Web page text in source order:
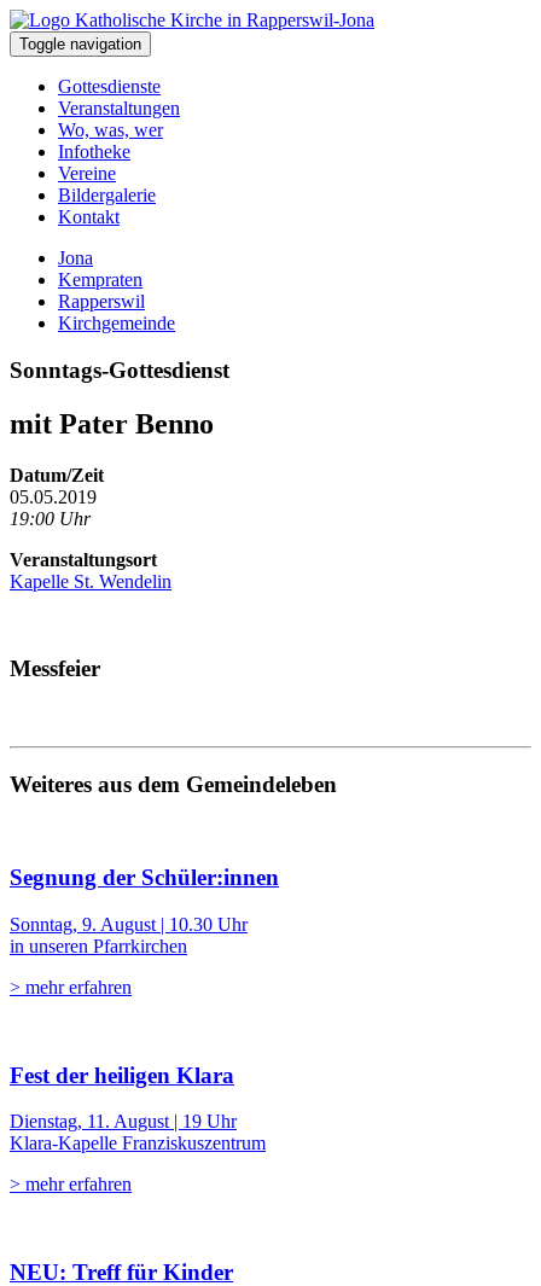
Toggle navigation
Gottesdienste
Veranstaltungen
Wo, was, wer
Infotheke
Vereine
Bildergalerie
Kontakt
Jona
Kempraten
Rapperswil
Kirchgemeinde
Sonntags-Gottesdienst
mit Pater Benno
Datum/Zeit
05.05.2019
19:00 Uhr
Veranstaltungsort
Kapelle St. Wendelin
Messfeier
Weiteres aus dem Gemeindeleben
Segnung der Schüler:innen
Sonntag, 9. August | 10.30 Uhr
in unseren Pfarrkirchen
> mehr erfahren
Fest der heiligen Klara
Dienstag, 11. August | 19 Uhr
Klara-Kapelle Franziskuszentrum
> mehr erfahren
NEU: Treff für Kinder